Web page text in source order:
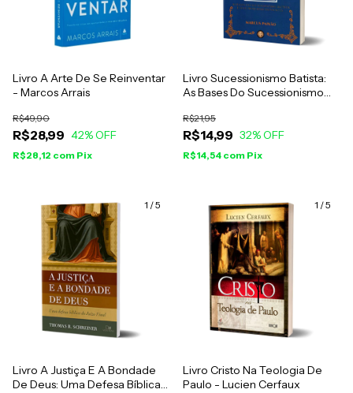
Livro A Arte De Se Reinventar
- Marcos Arrais
R$28,99
R$49,90
42% OFF
R$28,12 com Pix
Livro Sucessionismo Batista:
As Bases Do Sucessionismo
R$14,99
R$21,95
32% OFF
R$14,54 com Pix
1 /5
Livro A Justiça E A Bondade
De Deus: Uma Defesa Bíblica
1 /5
Livro Cristo Na Teologia De
Paulo - Lucien Cerfaux